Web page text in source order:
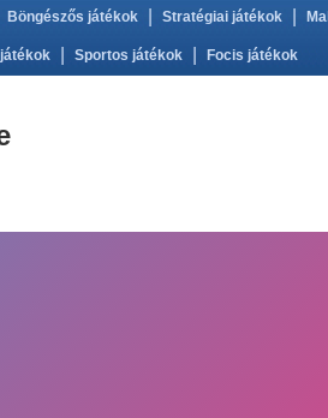
Böngészős játékok Stratégiai játékok
Sportos játékok Focis játékok